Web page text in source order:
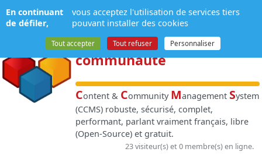
NPDS:Gestion de
contenuet de
communauté
Content & Community Management System
(CCMS) robuste, sécurisé, complet,
performant, parlant vraiment français, libre
(Open-Source) et gratuit.
23 visiteur(s) et 0 membre(s) en ligne.
Panneau de gestion des cookies
En continuant
de défiler,
vous acceptez l'utilisation de services tiers
pouvant installer des cookies
Tout accepter Tout refuser Personnaliser